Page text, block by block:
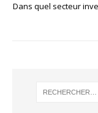
Dans quel secteur